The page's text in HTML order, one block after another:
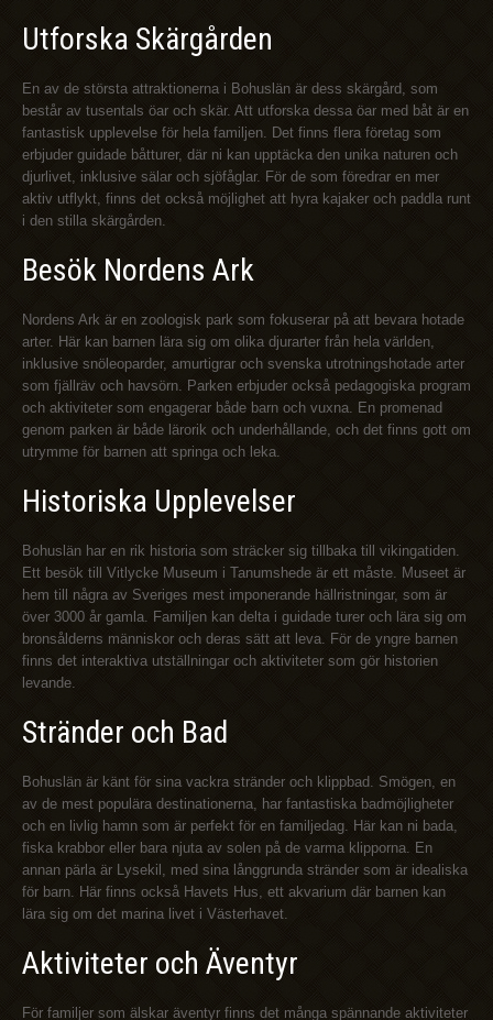
Utforska Skärgården
En av de största attraktionerna i Bohuslän är dess skärgård, som
består av tusentals öar och skär. Att utforska dessa öar med båt är en
fantastisk upplevelse för hela familjen. Det finns flera företag som
erbjuder guidade båtturer, där ni kan upptäcka den unika naturen och
djurlivet, inklusive sälar och sjöfåglar. För de som föredrar en mer
aktiv utflykt, finns det också möjlighet att hyra kajaker och paddla runt
i den stilla skärgården.
Besök Nordens Ark
Nordens Ark är en zoologisk park som fokuserar på att bevara hotade
arter. Här kan barnen lära sig om olika djurarter från hela världen,
inklusive snöleoparder, amurtigrar och svenska utrotningshotade arter
som fjällräv och havsörn. Parken erbjuder också pedagogiska program
och aktiviteter som engagerar både barn och vuxna. En promenad
genom parken är både lärorik och underhållande, och det finns gott om
utrymme för barnen att springa och leka.
Historiska Upplevelser
Bohuslän har en rik historia som sträcker sig tillbaka till vikingatiden.
Ett besök till Vitlycke Museum i Tanumshede är ett måste. Museet är
hem till några av Sveriges mest imponerande hällristningar, som är
över 3000 år gamla. Familjen kan delta i guidade turer och lära sig om
bronsålderns människor och deras sätt att leva. För de yngre barnen
finns det interaktiva utställningar och aktiviteter som gör historien
levande.
Stränder och Bad
Bohuslän är känt för sina vackra stränder och klippbad. Smögen, en
av de mest populära destinationerna, har fantastiska badmöjligheter
och en livlig hamn som är perfekt för en familjedag. Här kan ni bada,
fiska krabbor eller bara njuta av solen på de varma klipporna. En
annan pärla är Lysekil, med sina långgrunda stränder som är idealiska
för barn. Här finns också Havets Hus, ett akvarium där barnen kan
lära sig om det marina livet i Västerhavet.
Aktiviteter och Äventyr
För familjer som älskar äventyr finns det många spännande aktiviteter